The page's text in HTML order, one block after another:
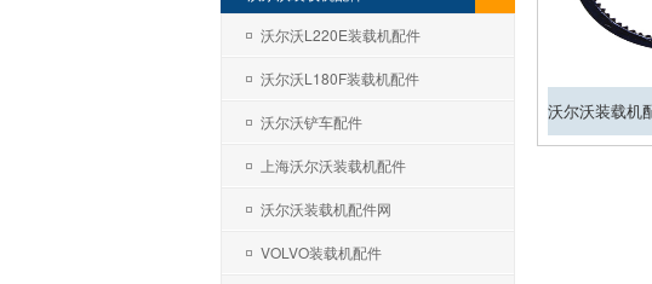
沃尔沃L220E装载机配件
沃尔沃L180F装载机配件
沃尔沃铲车配件
上海沃尔沃装载机配件
沃尔沃装载机配件网
VOLVO装载机配件